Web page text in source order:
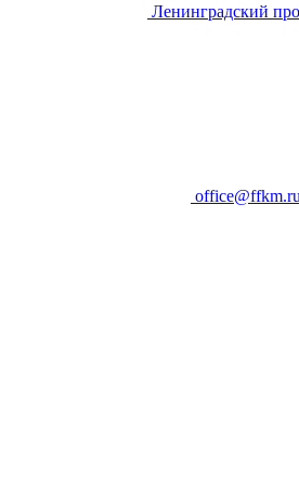
Ленинградский
office@ffkm.ru